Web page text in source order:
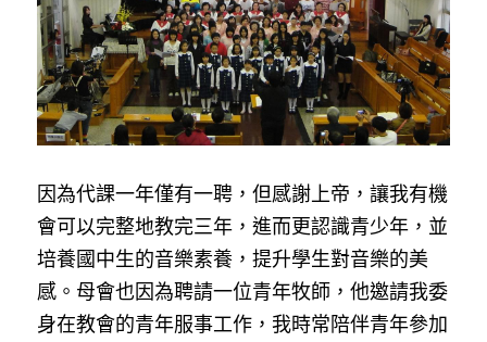
因為代課一年僅有一聘，但感謝上帝，讓我有機
會可以完整地教完三年，進而更認識青少年，並
培養國中生的音樂素養，提升學生對音樂的美
感。母會也因為聘請一位青年牧師，他邀請我委
身在教會的青年服事工作，我時常陪伴青年參加